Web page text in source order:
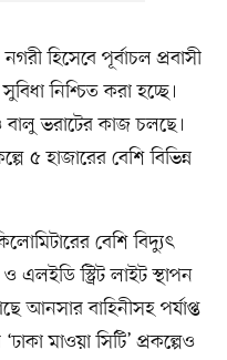
হিসেবে পূর্বাচল প্রবাসী
নিশ্চিত করা হচ্ছে।
বালু ভরাটের কাজ চলছে।
৫ হাজারের বেশি বিভিন্ন
বেশি বিদ্যুৎ
স্ট্রিট লাইট স্থাপন
আনসার বাহিনীসহ পর্যাপ্ত
মাওয়া সিটি’ প্রকল্পেও